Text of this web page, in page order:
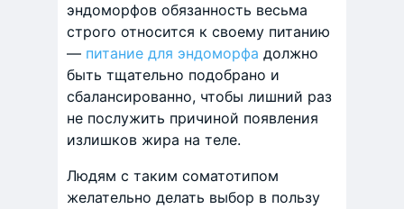
эндоморфов обязанность весьма
строго относится к своему питанию
— питание для эндоморфа должно
быть тщательно подобрано и
сбалансированно, чтобы лишний раз
не послужить причиной появления
излишков жира на теле.
Людям с таким соматотипом
желательно делать выбор в пользу